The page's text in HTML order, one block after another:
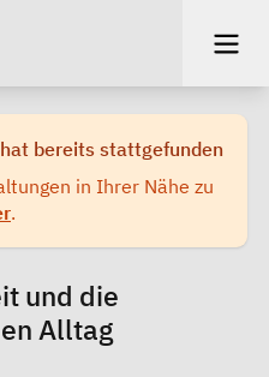
bereits stattgefunden
in Ihrer Nähe zu
.
und die
Alltag